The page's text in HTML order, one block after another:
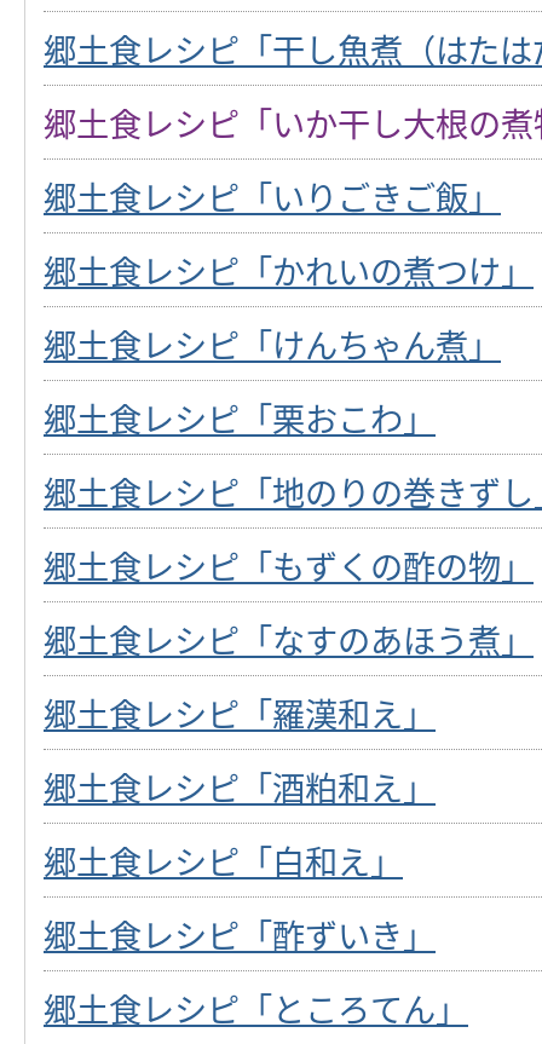
郷土食レシピ「干し魚煮（はた
郷土食レシピ「いか干し大根の
郷土食レシピ「いりごきご飯」
郷土食レシピ「かれいの煮つけ」
郷土食レシピ「けんちゃん煮」
郷土食レシピ「栗おこわ」
郷土食レシピ「地のりの巻きず
郷土食レシピ「もずくの酢の物」
郷土食レシピ「なすのあほう煮」
郷土食レシピ「羅漢和え」
郷土食レシピ「酒粕和え」
郷土食レシピ「白和え」
郷土食レシピ「酢ずいき」
郷土食レシピ「ところてん」